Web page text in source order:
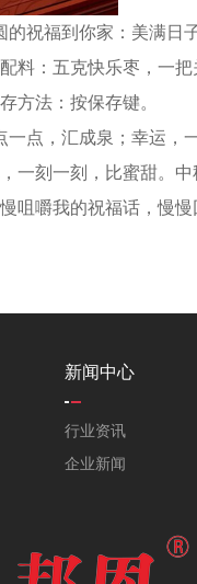
祝福到你家：美满日
料：五克快乐枣，一把
方法：按保存键。
点，汇成泉；幸运，
一刻一刻，比蜜甜。中
咀嚼我的祝福话，慢
新闻中心
行业资讯
企业新闻